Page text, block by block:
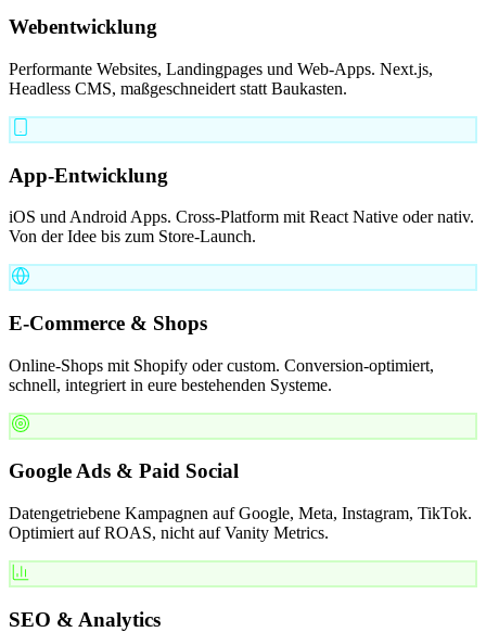
Webentwicklung
Performante Websites, Landingpages und Web-Apps. Next.js,
Headless CMS, maßgeschneidert statt Baukasten.
App-Entwicklung
iOS und Android Apps. Cross-Platform mit React Native oder nativ.
Von der Idee bis zum Store-Launch.
E-Commerce & Shops
Online-Shops mit Shopify oder custom. Conversion-optimiert,
schnell, integriert in eure bestehenden Systeme.
Google Ads & Paid Social
Datengetriebene Kampagnen auf Google, Meta, Instagram, TikTok.
Optimiert auf ROAS, nicht auf Vanity Metrics.
SEO & Analytics